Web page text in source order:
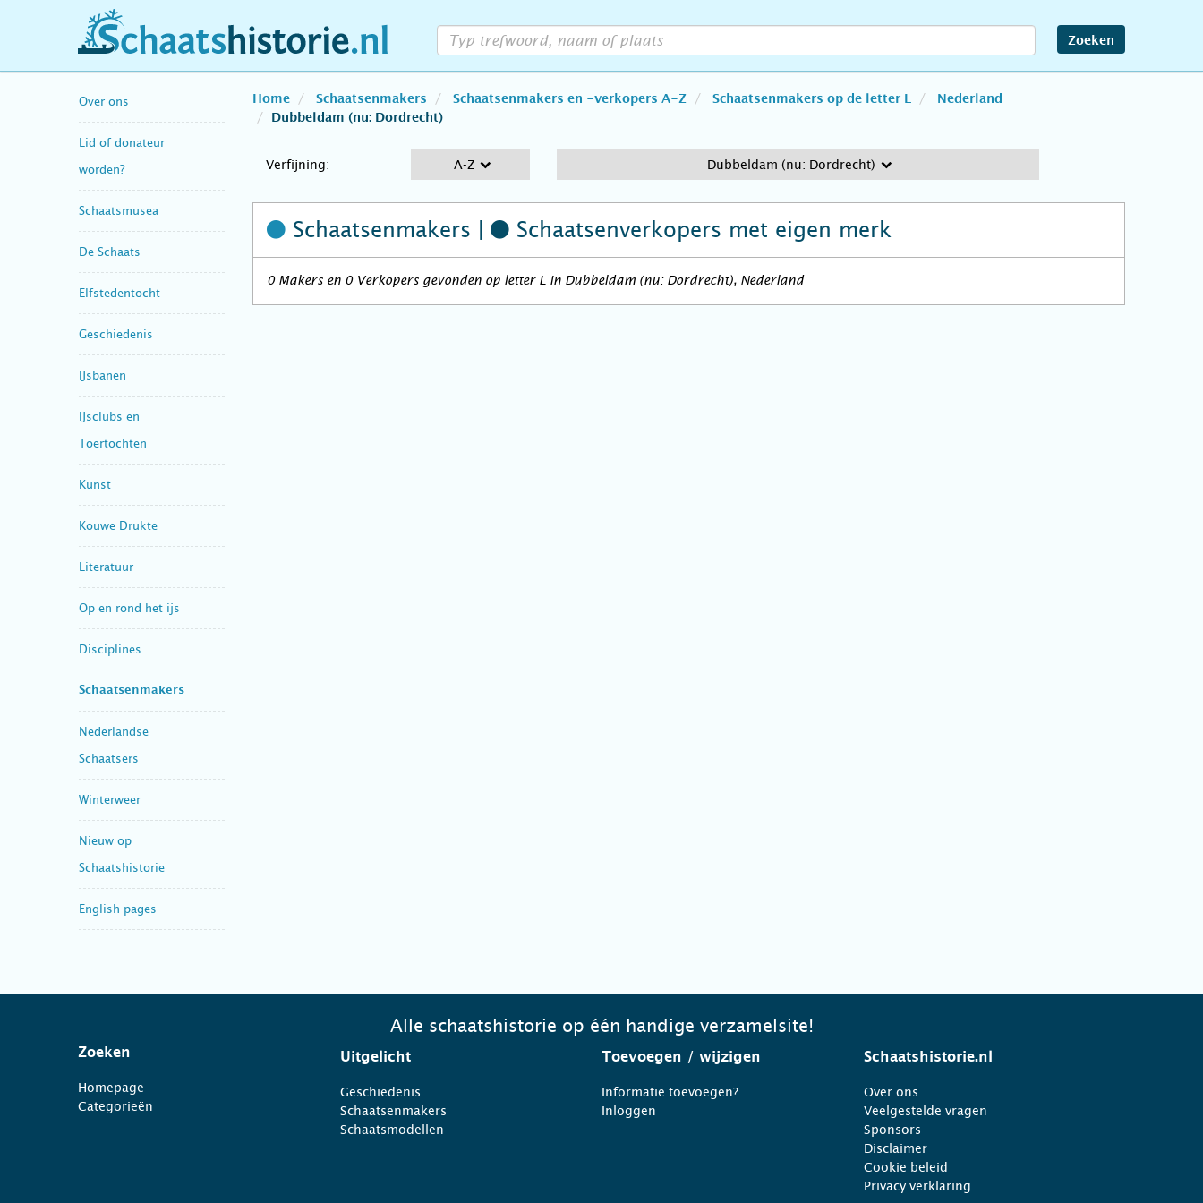
schaatshistorie.nl Zoeken
Over ons
Lid of donateur
worden?
Schaatsmusea
De Schaats
Elfstedentocht
Geschiedenis
IJsbanen
IJsclubs en
Toertochten
Kunst
Kouwe Drukte
Literatuur
Op en rond het ijs
Disciplines
Schaatsenmakers
Nederlandse
Schaatsers
Winterweer
Nieuw op
Schaatshistorie
English pages
Home Schaatsenmakers Schaatsenmakers en -verkopers A-Z Schaatsenmakers op de letter L
Nederland
Dubbeldam (nu: Dordrecht)
Verfijning: A-Z Dubbeldam (nu: Dordrecht)
Schaatsenmakers | Schaatsenverkopers met eigen merk
0 Makers en 0 Verkopers gevonden op letter L in Dubbeldam (nu: Dordrecht), Nederland
Alle schaatshistorie op één handige verzamelsite!
Zoeken
Homepage
Categorieën
Uitgelicht
Geschiedenis
Schaatsenmakers
Schaatsmodellen
Toevoegen / wijzigen
Informatie toevoegen?
Inloggen
Schaatshistorie.nl
Over ons
Veelgestelde vragen
Sponsors
Disclaimer
Cookie beleid
Privacy verklaring